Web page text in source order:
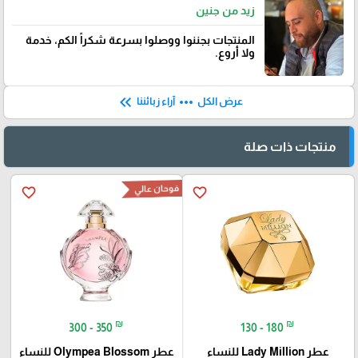
زيد من جنين
المنتجات بجننوا ووصلوا بسرعة شكراً الكم٬ خدمة
ولا أروع.
عرض الكل more_horiz آراء زبائننا keyboard_double_arrow_left
منتجات ذات صلة
favorite_border
130 - 180 ₪
عطر Lady Million للنساء
favorite_border فوحان عالي
300 - 350 ₪
عطر Olympea Blossom للنساء